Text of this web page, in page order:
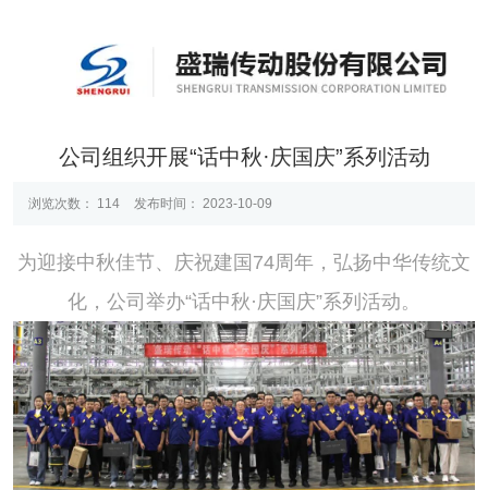
公司组织开展“话中秋·庆国庆”系列活动
浏览次数： 114 发布时间： 2023-10-09
为迎接中秋佳节、庆祝建国74周年，弘扬中华传统文
化，公司举办“话中秋·庆国庆”系列活动。